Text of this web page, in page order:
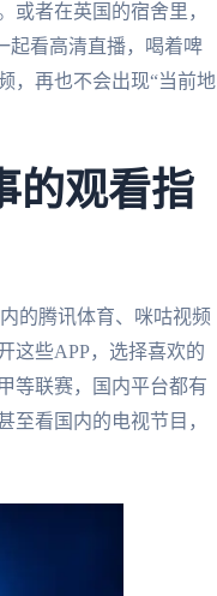
者在英国的宿舍里，
起看高清直播，喝着啤
，再也不会出现“当前地
的观看指
的腾讯体育、咪咕视频
这些APP，选择喜欢的
等联赛，国内平台都有
至看国内的电视节目，